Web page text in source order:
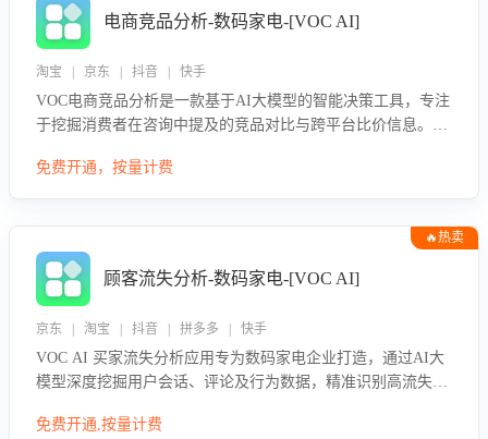
电商竞品分析-数码家电-[VOC AI]
淘宝 | 京东 | 抖音 | 快手
VOC电商竞品分析是一款基于AI大模型的智能决策工具，专注
于挖掘消费者在咨询中提及的竞品对比与跨平台比价信息。该
息，进行多维度交叉对比，并分析消费者的比价行为。通过提
免费开通，按量计费
🔥热卖
顾客流失分析-数码家电-[VOC AI]
京东 | 淘宝 | 抖音 | 拼多多 | 快手
VOC AI 买家流失分析应用专为数码家电企业打造，通过AI大
模型深度挖掘用户会话、评论及行为数据，精准识别高流失风
迟、竞品价格冲击等。系统自动输出可落地的挽回策略，迅速
免费开通,按量计费